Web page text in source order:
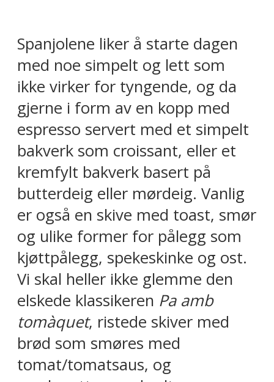
Spanjolene liker å starte dagen
med noe simpelt og lett som
ikke virker for tyngende, og da
gjerne i form av en kopp med
espresso servert med et simpelt
bakverk som croissant, eller et
kremfylt bakverk basert på
butterdeig eller mørdeig. Vanlig
er også en skive med toast, smør
og ulike former for pålegg som
kjøttpålegg, spekeskinke og ost.
Vi skal heller ikke glemme den
elskede klassikeren Pa amb
tomàquet, ristede skiver med
brød som smøres med
tomat/tomatsaus, og